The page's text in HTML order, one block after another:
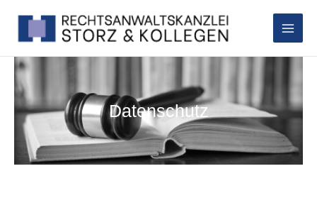
springen
Main
Datenschutz